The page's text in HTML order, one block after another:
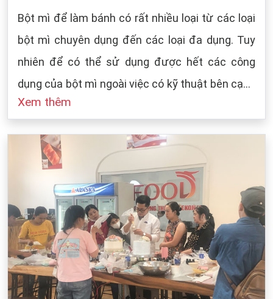
Bột mì để làm bánh có rất nhiều loại từ các loại
bột mì chuyên dụng đến các loại đa dụng. Tuy
nhiên để có thể sử dụng được hết các công
dụng của bột mì ngoài việc có kỹ thuật bên cạnh
đó cũng dựa vào sự bảo quản của chúng ta khi
cách bảo quản chung cho các loại bột mì:
Xem thêm